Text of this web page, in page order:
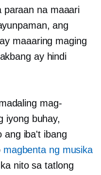
paraan na maaari
ang
maaaring maging
ay hindi
mag-
iyong buhay,
ang iba't ibang
magbenta ng musika
nito sa tatlong